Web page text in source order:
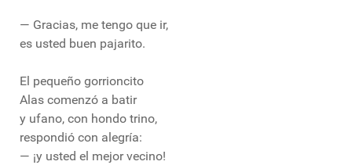
— Gracias, me tengo que ir,
es usted buen pajarito.
El pequeño gorrioncito
Alas comenzó a batir
y ufano, con hondo trino,
respondió con alegría:
— ¡y usted el mejor vecino!